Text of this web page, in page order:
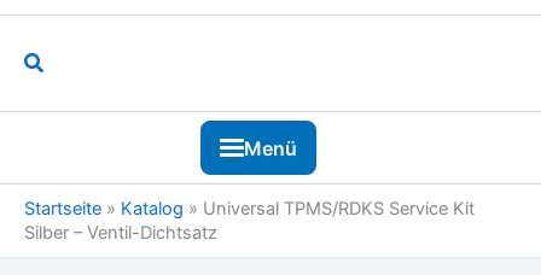
Suchen
Menü
Startseite » Katalog » Universal TPMS/RDKS Service Kit
Silber – Ventil-Dichtsatz